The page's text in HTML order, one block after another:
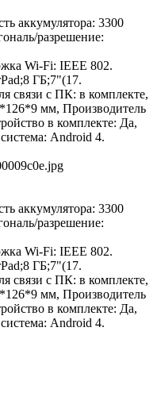
аккумулятора: 3300
разрешение:
Wi-Fi: IEEE 802.
ГБ;7"(17.
связи с ПК: в комплекте,
мм, Производитель
в комплекте: Да,
Android 4.
аккумулятора: 3300
разрешение:
Wi-Fi: IEEE 802.
ГБ;7"(17.
связи с ПК: в комплекте,
мм, Производитель
в комплекте: Да,
Android 4.